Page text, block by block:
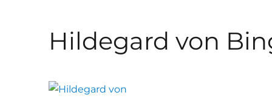
Hildegard von